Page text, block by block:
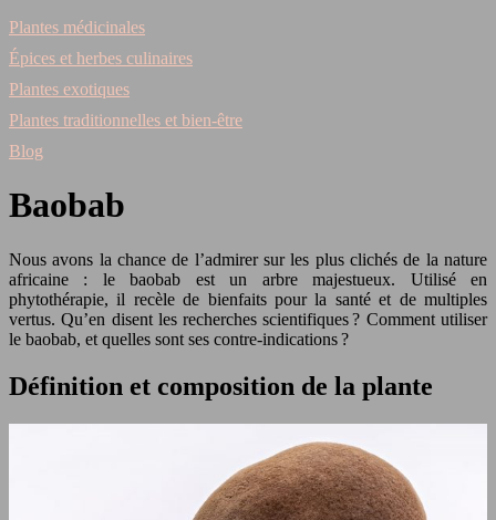
Plantes médicinales
Épices et herbes culinaires
Plantes exotiques
Plantes traditionnelles et bien-être
Blog
Baobab
Nous avons la chance de l’admirer sur les plus clichés de la nature
africaine : le baobab est un arbre majestueux. Utilisé en
phytothérapie, il recèle de bienfaits pour la santé et de multiples
vertus. Qu’en disent les recherches scientifiques ? Comment utiliser
le baobab, et quelles sont ses contre-indications ?
Définition et composition de la plante